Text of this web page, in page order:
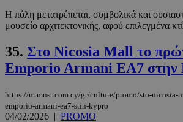
Η πόλη μετατρέπεται, συμβολικά και
μουσείο αρχιτεκτονικής, αφού επιλεγμένα
35. Στο Nicosia Mall το
Emporio Armani EA7 στην
https://m.must.com.cy/gr/culture/promo/sto-nicosia-
emporio-armani-ea7-stin-kypro
04/02/2026 | PROMO